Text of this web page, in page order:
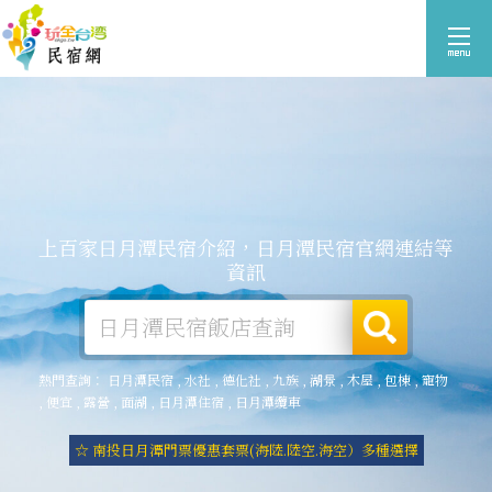
上百家日月潭民宿介紹，日月潭民宿官網連結等
資訊
熱門查詢： 日月潭民宿 水社,德化社,九族 湖景,木屋,包棟,寵物
便宜 露營 面湖 日月潭住宿 日月潭纜車
☆ 南投日月潭門票優惠套票(海陸.陸空.海空）多種選擇